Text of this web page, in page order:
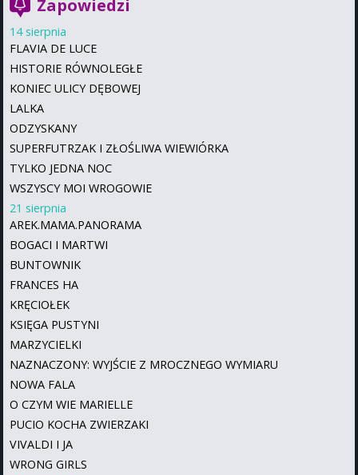
Zapowiedzi
14 sierpnia
FLAVIA DE LUCE
HISTORIE RÓWNOLEGŁE
KONIEC ULICY DĘBOWEJ
LALKA
ODZYSKANY
SUPERFUTRZAK I ZŁOŚLIWA WIEWIÓRKA
TYLKO JEDNA NOC
WSZYSCY MOI WROGOWIE
21 sierpnia
AREK.MAMA.PANORAMA
BOGACI I MARTWI
BUNTOWNIK
FRANCES HA
KRĘCIOŁEK
KSIĘGA PUSTYNI
MARZYCIELKI
NAZNACZONY: WYJŚCIE Z MROCZNEGO WYMIARU
NOWA FALA
O CZYM WIE MARIELLE
PUCIO KOCHA ZWIERZAKI
VIVALDI I JA
WRONG GIRLS